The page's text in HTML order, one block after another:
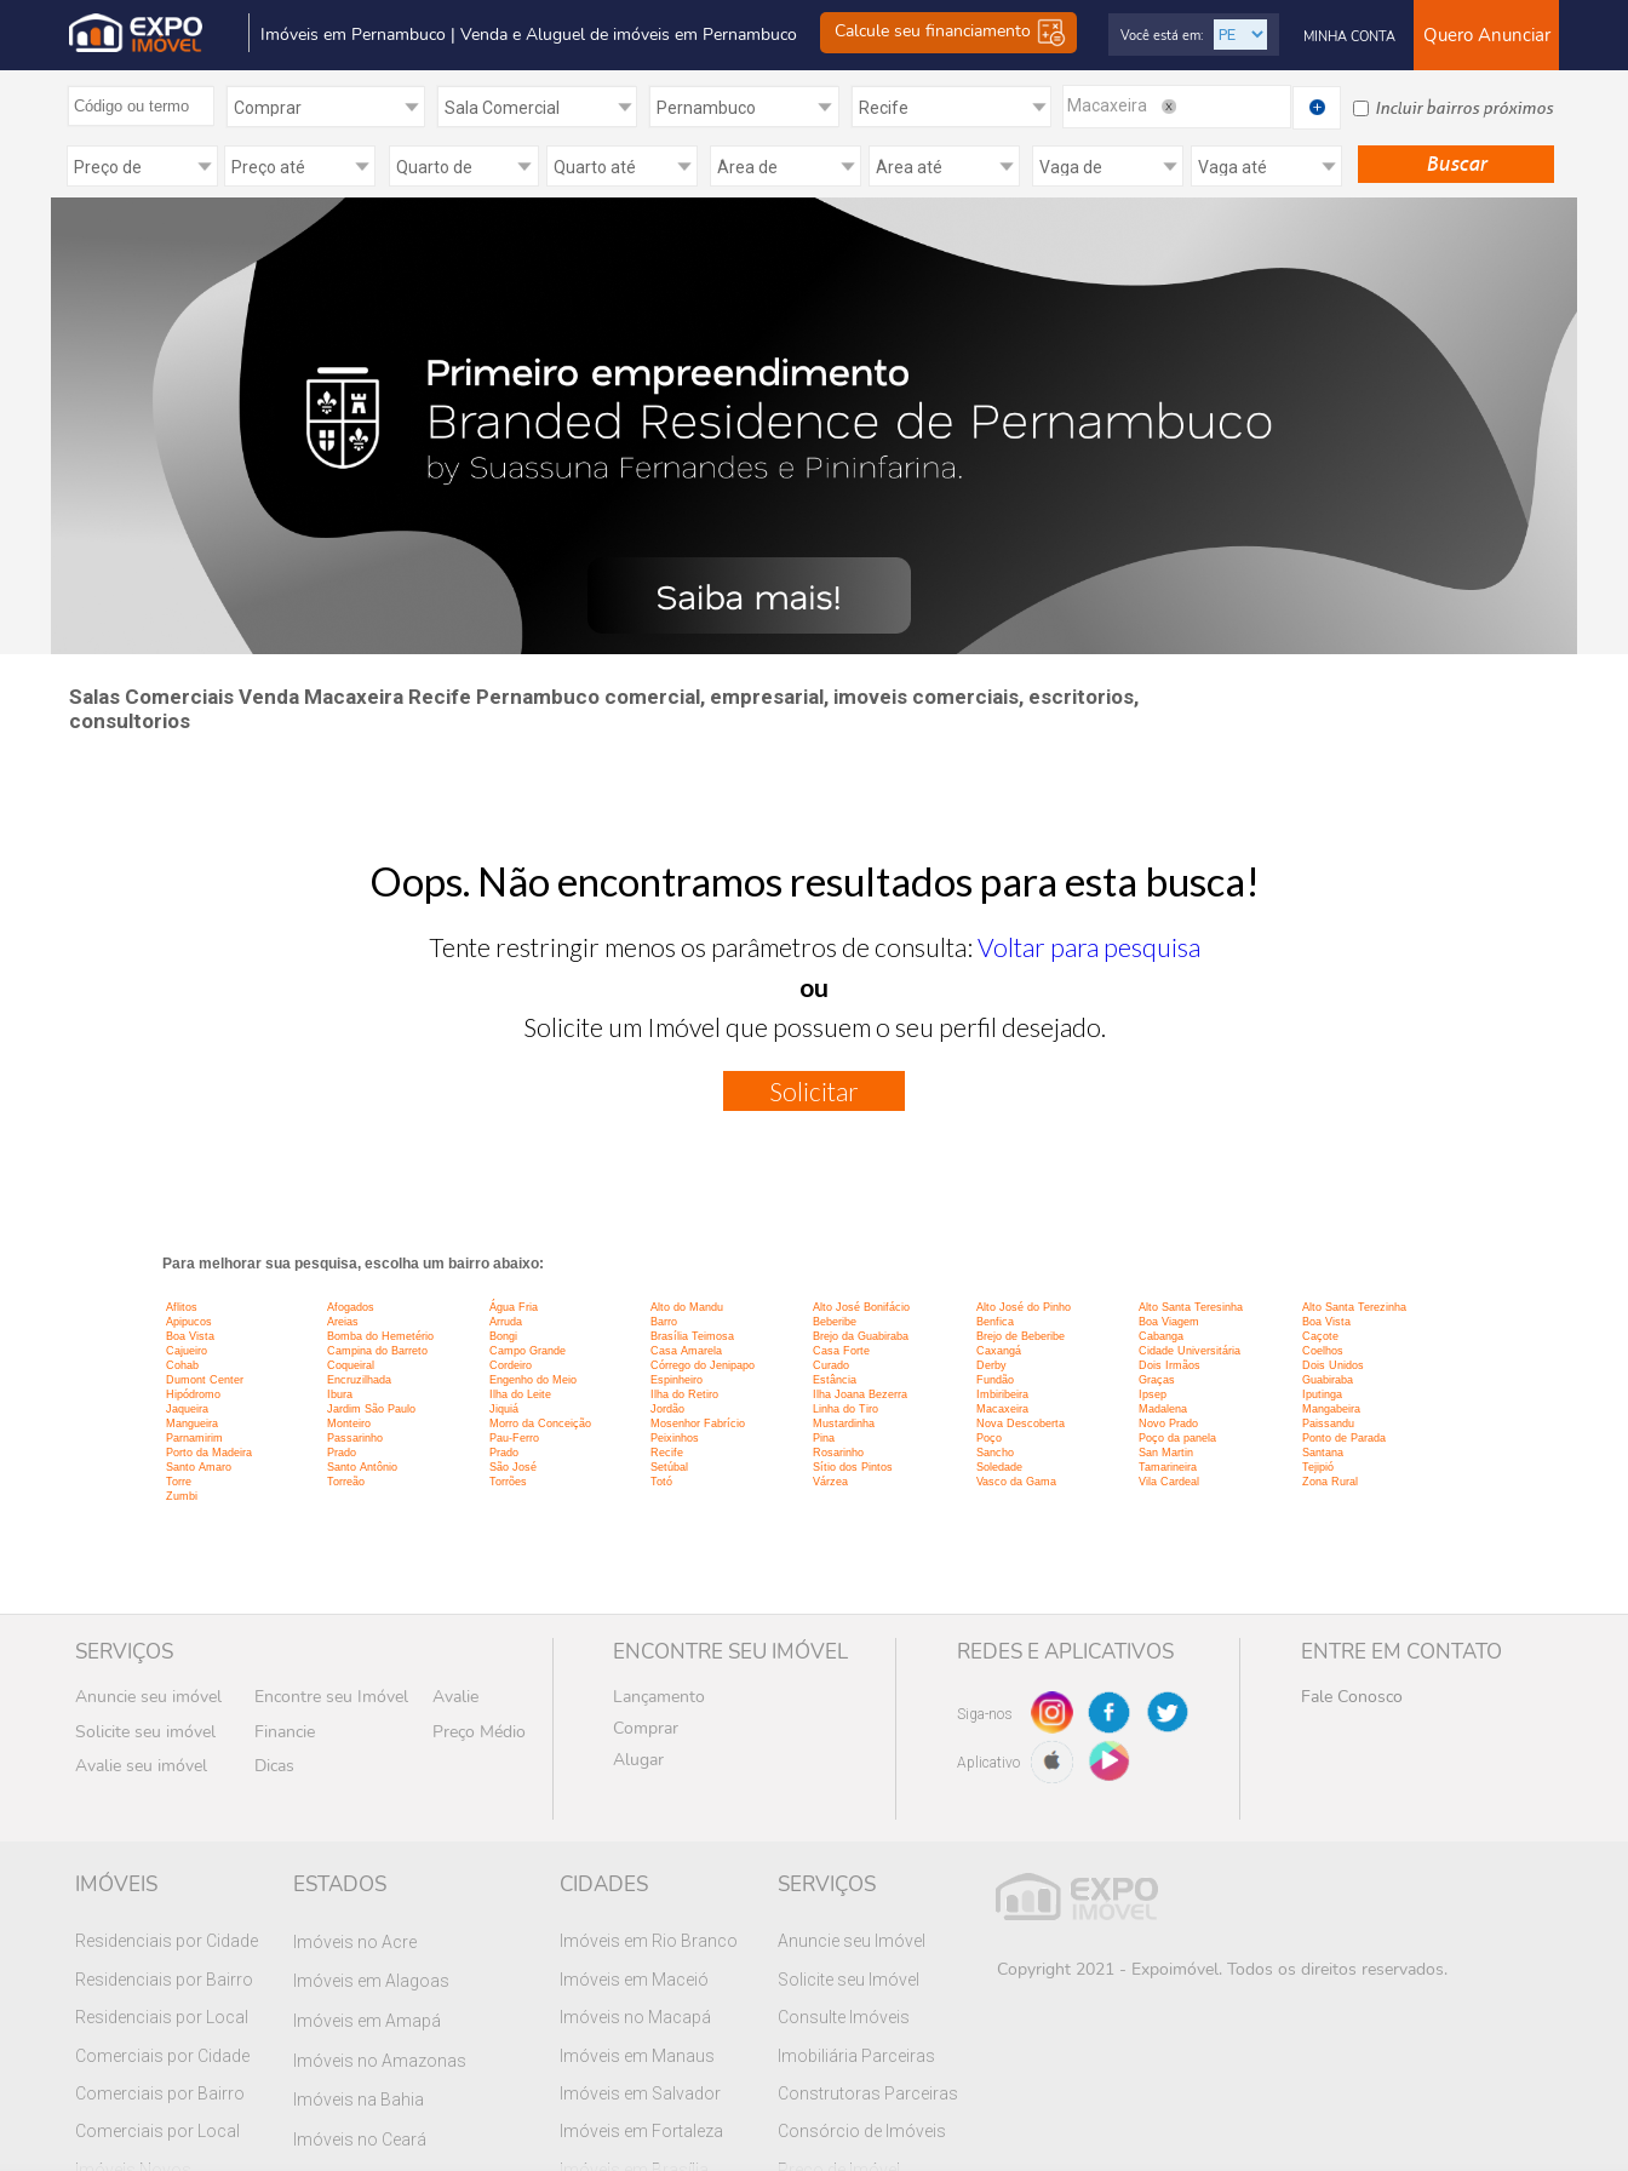
Imóveis em Pernambuco | Venda e Aluguel de imóveis em Pernambuco Calcule seu financiamento Quero Anunciar
MINHA CONTA
Você está em:
Macaxeira Incluir bairros próximos
Salas Comerciais Venda Macaxeira Recife Pernambuco comercial, empresarial, imoveis comerciais, escritorios,
consultorios
Oops. Não encontramos resultados para esta busca!
Tente restringir menos os parâmetros de consulta: Voltar para pesquisa
ou
Solicite um Imóvel que possuem o seu perfil desejado.
Solicitar
Para melhorar sua pesquisa, escolha um bairro abaixo:
Aflitos Afogados Água Fria Alto do Mandu Alto José Bonifácio Alto José do Pinho Alto Santa Teresinha
Alto Santa Terezinha
Apipucos
Areias Arruda Barro Beberibe Benfica Boa Viagem
Boa Vista
Boa Vista
Bomba do Hemetério Bongi Brasília Teimosa Brejo da Guabiraba Brejo de Beberibe Cabanga
Caçote
Cajueiro
Campina do Barreto Campo Grande Casa Amarela Casa Forte Caxangá Cidade Universitária
Coelhos
Cohab
Coqueiral Cordeiro Córrego do Jenipapo Curado Derby Dois Irmãos
Dois Unidos
Dumont Center
Encruzilhada Engenho do Meio Espinheiro Estância Fundão Graças
Guabiraba
Hipódromo
Ibura Ilha do Leite Ilha do Retiro Ilha Joana Bezerra Imbiribeira Ipsep
Iputinga
Jaqueira
Jardim São Paulo Jiquiá Jordão Linha do Tiro Macaxeira Madalena
Mangabeira
Mangueira
Monteiro Morro da Conceição Mosenhor Fabrício Mustardinha Nova Descoberta Novo Prado
Paissandu
Parnamirim
Passarinho Pau-Ferro Peixinhos Pina Poço Poço da panela
Ponto de Parada
Porto da Madeira
Prado Prado Recife Rosarinho Sancho San Martin
Santana
Santo Amaro
Santo Antônio São José Setúbal Sítio dos Pintos Soledade Tamarineira
Tejipió
Torre
Torreão Torrões Totó Várzea Vasco da Gama Vila Cardeal
Zona Rural
Zumbi
SERVIÇOS
Anuncie seu imóvel Encontre seu Imóvel
Avalie
Solicite seu imóvel
Financie
Preço Médio
Avalie seu imóvel
Dicas
ENCONTRE SEU IMÓVEL
Lançamento
Comprar
Alugar
REDES E APLICATIVOS
Siga-nos
Aplicativo
ENTRE EM CONTATO
Fale Conosco
IMÓVEIS
Residenciais por Cidade
Residenciais por Bairro
Residenciais por Local
Comerciais por Cidade
Comerciais por Bairro
Comerciais por Local
ESTADOS
Imóveis no Acre
Imóveis em Alagoas
Imóveis em Amapá
Imóveis no Amazonas
Imóveis na Bahia
Imóveis no Ceará
CIDADES
Imóveis em Rio Branco
Imóveis em Maceió
Imóveis no Macapá
Imóveis em Manaus
Imóveis em Salvador
Imóveis em Fortaleza
SERVIÇOS
Anuncie seu Imóvel
Solicite seu Imóvel
Consulte Imóveis
Imobiliária Parceiras
Construtoras Parceiras
Consórcio de Imóveis
Copyright 2021 - Expoimóvel. Todos os direitos reservados.